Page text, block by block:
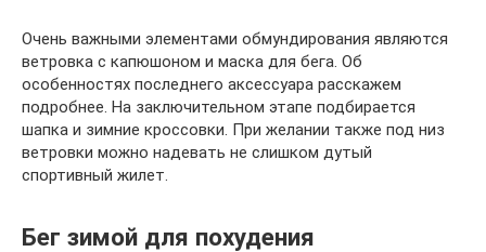
Очень важными элементами обмундирования являются
ветровка с капюшоном и маска для бега. Об
особенностях последнего аксессуара расскажем
подробнее. На заключительном этапе подбирается
шапка и зимние кроссовки. При желании также под низ
ветровки можно надевать не слишком дутый
спортивный жилет.
Бег зимой для похудения